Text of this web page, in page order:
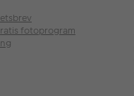
fotoprogram